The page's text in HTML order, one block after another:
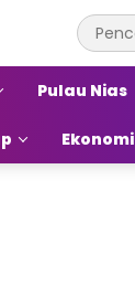
Pulau Nias
Ekonomi